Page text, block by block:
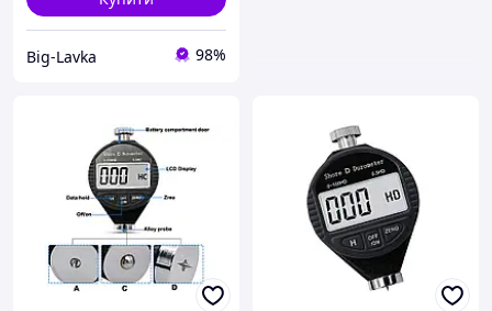
Big-Lavka 98%